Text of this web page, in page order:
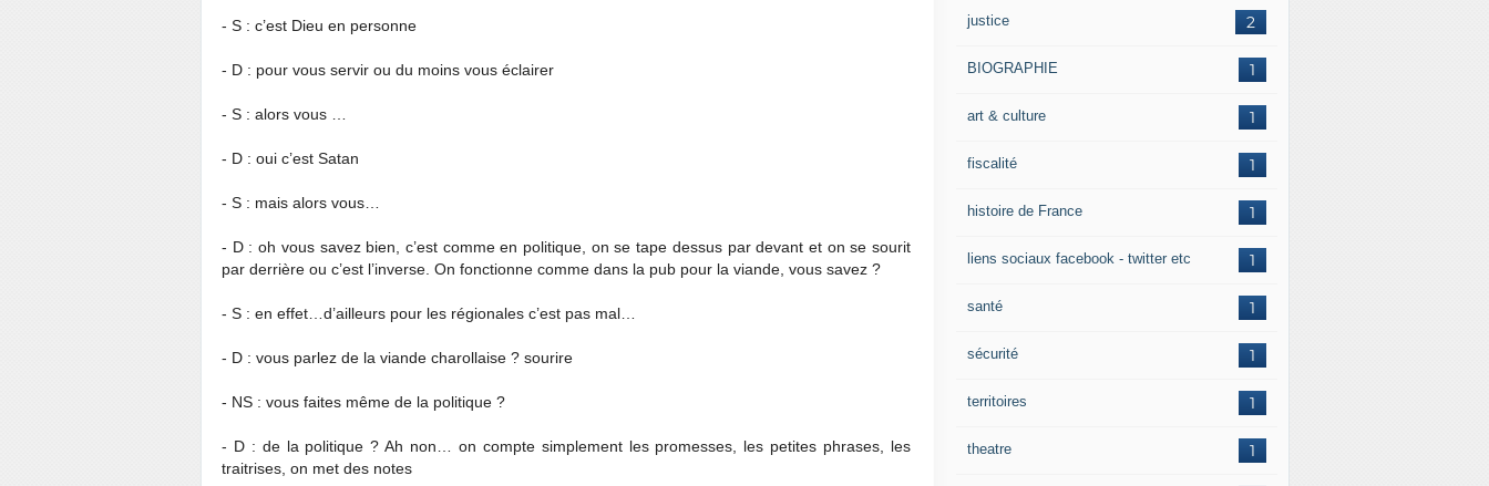
- S : c’est Dieu en personne
- D : pour vous servir ou du moins vous éclairer
- S : alors vous …
- D : oui c’est Satan
- S : mais alors vous…
- D : oh vous savez bien, c’est comme en politique, on se tape dessus par devant et on se sourit
par derrière ou c’est l’inverse. On fonctionne comme dans la pub pour la viande, vous savez ?
- S : en effet…d’ailleurs pour les régionales c’est pas mal…
- D : vous parlez de la viande charollaise ? sourire
- NS : vous faites même de la politique ?
- D : de la politique ? Ah non… on compte simplement les promesses, les petites phrases, les
traitrises, on met des notes
2
justice
1
BIOGRAPHIE
1
art & culture
1
fiscalité
1
histoire de France
1
liens sociaux facebook - twitter etc
1
santé
1
sécurité
1
territoires
1
theatre